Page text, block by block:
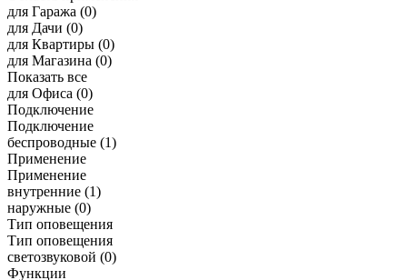
для Гаража (0)
для Дачи (0)
для Квартиры (0)
для Магазина (0)
Показать все
для Офиса (0)
Подключение
Подключение
беспроводные (1)
Применение
Применение
внутренние (1)
наружные (0)
Тип оповещения
Тип оповещения
светозвуковой (0)
Функции